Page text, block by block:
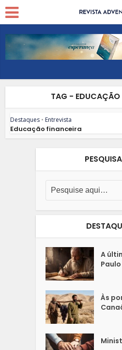
TAG - EDUCAÇÃO
Destaques • Entrevista
Educação financeira
A
Paulo
Às